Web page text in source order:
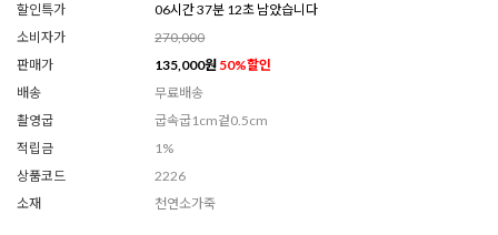
할인특가
06시간 37분 10초 남았습니다
소비자가
270,000
판매가
135,000원 50%할인
배송
무료배송
촬영굽
굽속굽1cm겉0.5cm
적립금
1%
상품코드
2226
소재
천연소가죽